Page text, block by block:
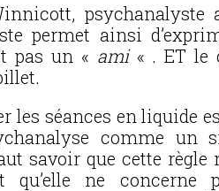
psychanalyste
permet ainsi
pas un « ami « . ET le
les séances en liquide
comme un
savoir que cette règle
qu’elle ne concerne